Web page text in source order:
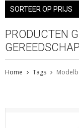
SORTEER OP PRIJS
PRODUCTEN
GEREEDSCHAP
Home Tags